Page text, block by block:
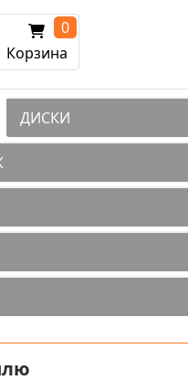
Корзина
0
ДИСКИ